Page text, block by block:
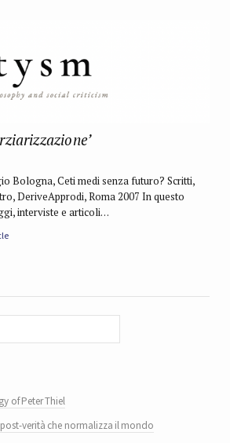
Bologna, Ceti medi senza futuro? Scritti,
DeriveApprodi, Roma 2007 In questo
interviste e articoli…
of Peter Thiel
verità che normalizza il mondo